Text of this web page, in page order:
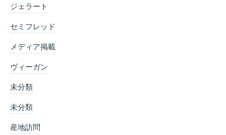
ジェラート
セミフレッド
メディア掲載
ヴィーガン
未分類
未分類
産地訪問